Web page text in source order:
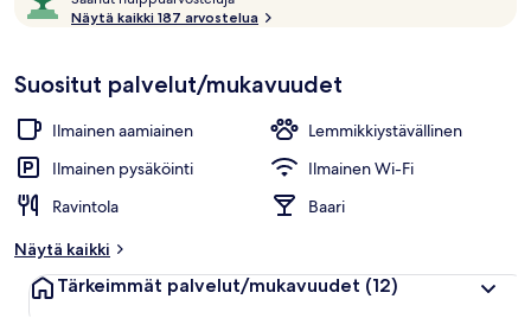
10,
suosikki
a
u
a
r
Näytä kaikki 187 arvostelua
Suositut palvelut/mukavuudet
Ilmainen aamiainen
Lemmikkiystävällinen
Ilmainen pysäköinti
Ilmainen Wi-Fi
Ravintola
Baari
Näytä kaikki
Tärkeimmät palvelut/mukavuudet (12)